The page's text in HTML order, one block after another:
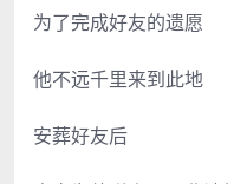
为了完成好友的遗愿
他不远千里来到此地
安葬好友后